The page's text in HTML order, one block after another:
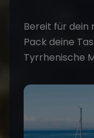
Bereit für dein
Pack deine
Tyrrhenische